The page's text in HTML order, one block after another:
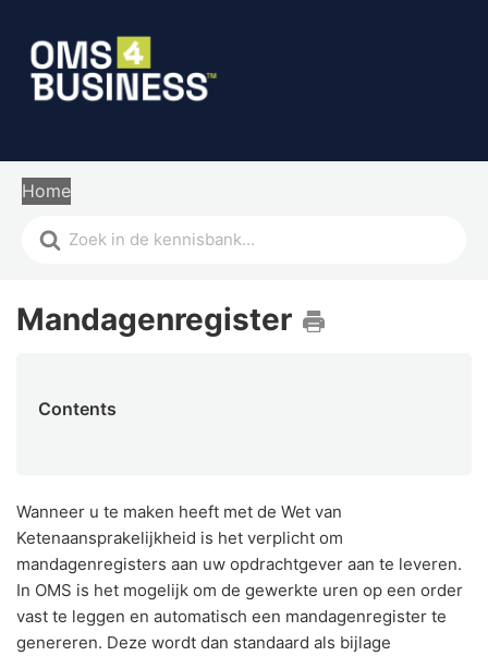
Home
Mandagenregister
Contents
Wanneer u te maken heeft met de Wet van
Ketenaansprakelijkheid is het verplicht om
mandagenregisters aan uw opdrachtgever aan te leveren.
In OMS is het mogelijk om de gewerkte uren op een order
vast te leggen en automatisch een mandagenregister te
genereren. Deze wordt dan standaard als bijlage